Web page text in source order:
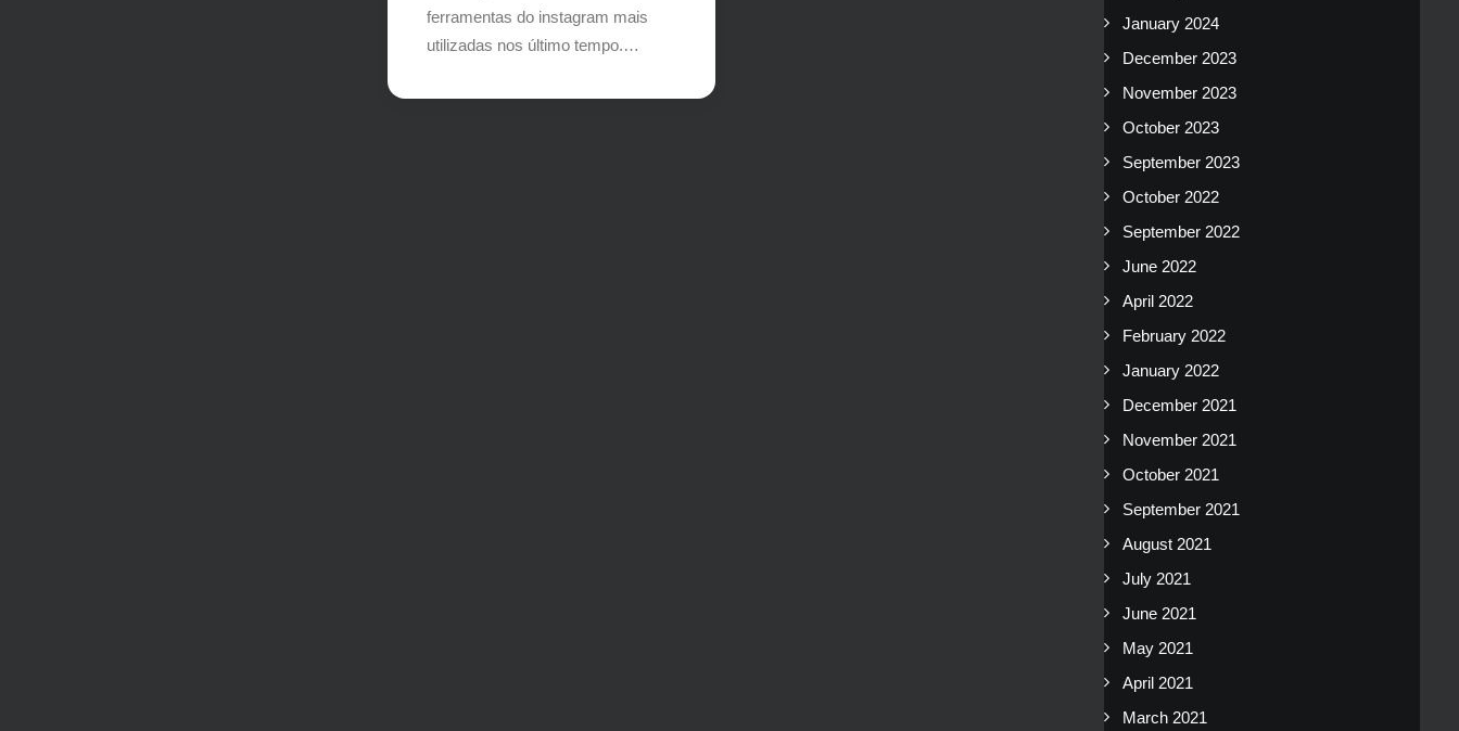
ferramentas do instagram mais
utilizadas nos último tempo.…
January 2024
December 2023
November 2023
October 2023
September 2023
October 2022
September 2022
June 2022
April 2022
February 2022
January 2022
December 2021
November 2021
October 2021
September 2021
August 2021
July 2021
June 2021
May 2021
April 2021
March 2021